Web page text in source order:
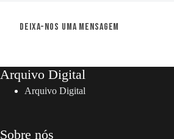
Deixa-nos uma mensagem
Arquivo Digital
Arquivo Digital
Sobre nós